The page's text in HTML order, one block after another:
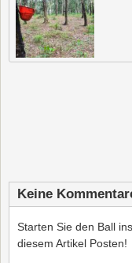
Keine
Starten Sie den Ball
diesem Artikel Posten!